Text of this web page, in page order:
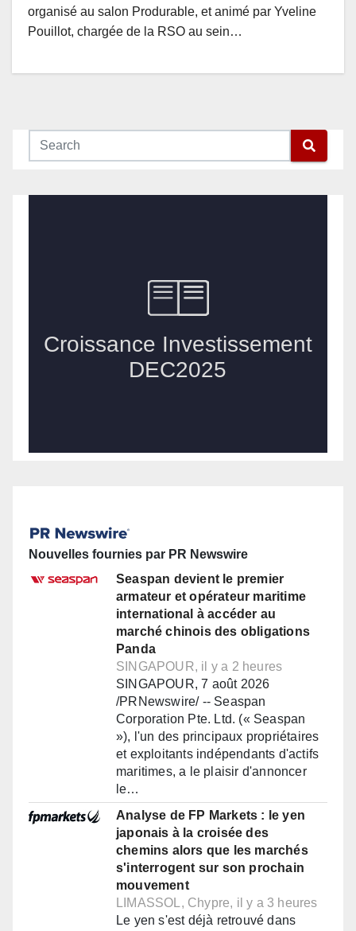
organisé au salon Produrable, et animé par Yveline
Pouillot, chargée de la RSO au sein…
Nouvelles fournies par PR Newswire
Seaspan devient le premier
armateur et opérateur maritime
international à accéder au
marché chinois des obligations
Panda
SINGAPOUR, il y a 2 heures
SINGAPOUR, 7 août 2026
/PRNewswire/ -- Seaspan
Corporation Pte. Ltd. (« Seaspan
»), l'un des principaux propriétaires
et exploitants indépendants d'actifs
maritimes, a le plaisir d'annoncer
le…
Analyse de FP Markets : le yen
japonais à la croisée des
chemins alors que les marchés
s'interrogent sur son prochain
mouvement
LIMASSOL, Chypre, il y a 3 heures
Le yen s'est déjà retrouvé dans